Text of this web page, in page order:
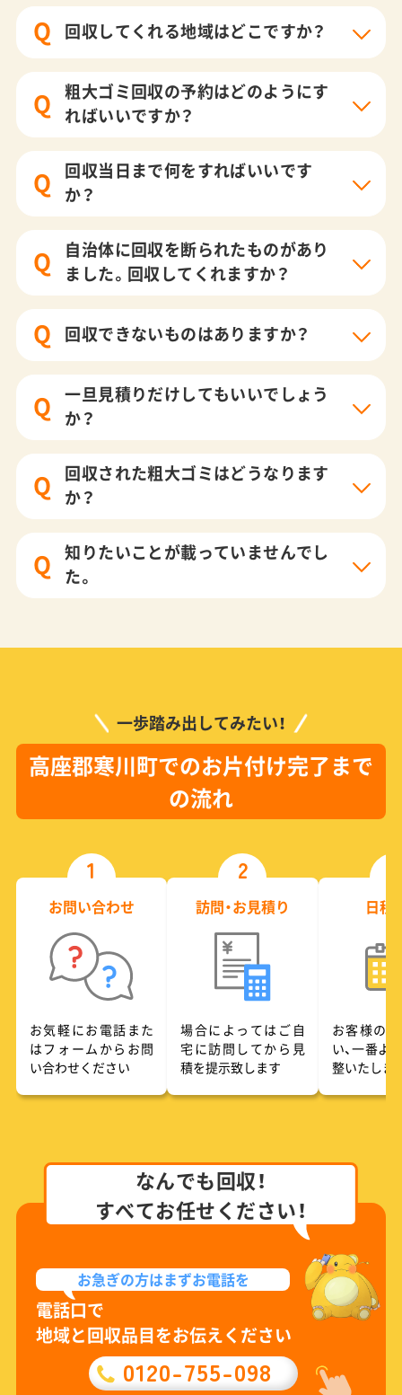
Q 回収してくれる地域はどこですか？
Q
粗大ゴミ回収の予約はどのようにす
ればいいですか？
Q
回収当日まで何をすればいいです
か？
Q
自治体に回収を断られたものがあり
ました。回収してくれますか？
Q 回収できないものはありますか？
Q
一旦見積りだけしてもいいでしょう
か？
Q
回収された粗大ゴミはどうなります
か？
Q
知りたいことが載っていませんでし
た。
一歩踏み出してみたい！
高座郡寒川町でのお片付け完了まで
の流れ
1
お問い合わせ
お気軽にお電話また
はフォームからお問
い合わせください
2
訪問・お見積り
場合によってはご自
宅に訪問してから見
積を提示致します
日程
お客様の
い、一番よ
整いたしま
なんでも回収！
すべてお任せください！
お急ぎの方はまずお電話を
電話口で
地域と回収品目をお伝えください
0120-755-098